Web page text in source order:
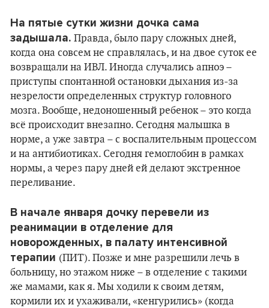
На пятые сутки жизни дочка сама
задышала. Правда, было пару сложных дней,
когда она совсем не справлялась, и на двое суток ее
возвращали на ИВЛ. Иногда случались апноэ –
приступы спонтанной остановки дыхания из-за
незрелости определенных структур головного
мозга. Вообще, недоношенный ребенок – это когда
всё происходит внезапно. Сегодня малышка в
норме, а уже завтра – с воспалительным процессом
и на антибиотиках. Сегодня гемоглобин в рамках
нормы, а через пару дней ей делают экстренное
переливание.
В начале января дочку перевели из
реанимации в отделение для
новорожденных, в палату интенсивной
терапии (ПИТ). Позже и мне разрешили лечь в
больницу, но этажом ниже – в отделение с такими
же мамами, как я. Мы ходили к своим детям,
кормили их и ухаживали, «кенгурились» (когда